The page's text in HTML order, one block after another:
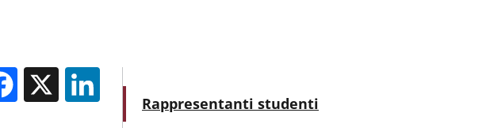
Facebook
X LinkedIn
MAIN NAVIGATION
Rappresentanti studenti